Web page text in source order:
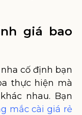
giá bao
cố định bạn
thực hiện mà
nhau. Bạn
mắc cài giá rẻ